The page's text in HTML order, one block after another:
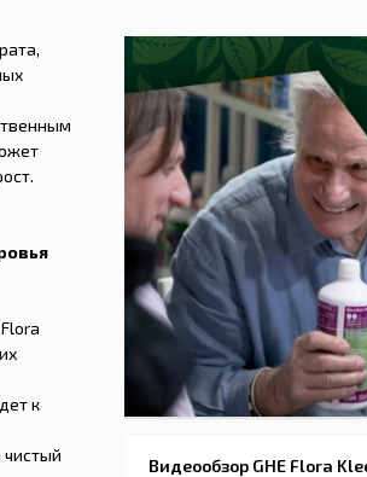
к
чистый
Видеообзор GHE Flora